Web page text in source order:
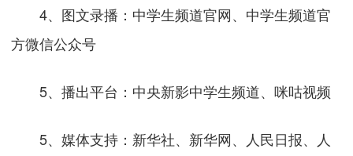
4、图文录播：中学生频道官网、中学生频道官
方微信公众号
5、播出平台：中央新影中学生频道、咪咕视频
5、媒体支持：新华社、新华网、人民日报、人